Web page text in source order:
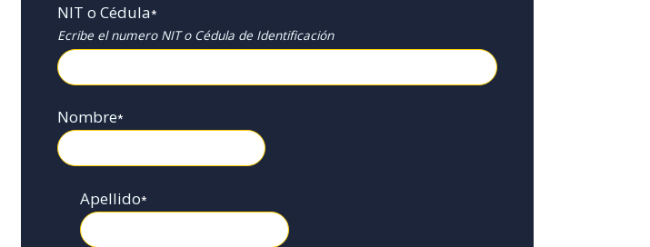
NIT o Cédula*
Ecribe el numero NIT o Cédula de Identificación
Nombre*
Apellido*